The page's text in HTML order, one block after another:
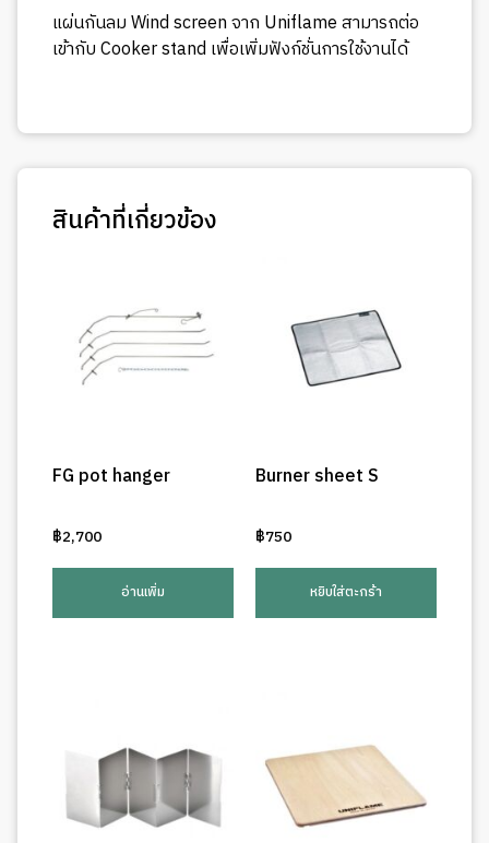
แผ่นกันลม Wind screen จาก Uniflame สามารถต่อ
เข้ากับ Cooker stand เพื่อเพิ่มฟังก์ชั่นการใช้งานได้
สินค้าที่เกี่ยวข้อง
FG pot hanger
฿2,700
อ่านเพิ่ม
Burner sheet S
฿750
หยิบใส่ตะกร้า